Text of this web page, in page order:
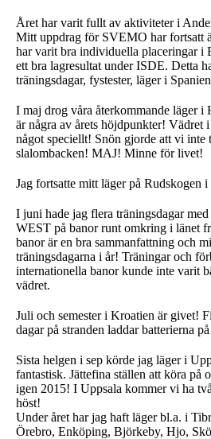
Året har varit fullt av aktiviteter i
Mitt uppdrag för SVEMO har fortsatt
har varit bra individuella placeringar i
ett bra lagresultat under ISDE. Detta
träningsdagar, fystester, läger i
I maj drog våra återkommande läger i
är några av årets höjdpunkter! Vädret
något speciellt! Snön gjorde att vi inte
slalombacken! MAJ! Minne för livet!
Jag fortsatte mitt läger på Rudskogen
I juni hade jag flera träningsdagar
WEST på banor runt omkring i länet
banor är en bra sammanfattning och
träningsdagarna i år! Träningar och
internationella banor kunde inte varit
vädret.
Juli och semester i Kroatien är givet!
dagar på stranden laddar batterierna
Sista helgen i sep körde jag läger i
fantastisk. Jättefina ställen att köra på
igen 2015! I Uppsala kommer vi ha
höst!
Under året har jag haft läger bl.a. i
Örebro, Enköping, Björkeby, Hjo,